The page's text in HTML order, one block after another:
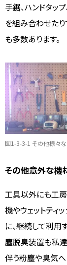
手鋸、ハンドタッ
を組み合わせた
も多数あります。
図1-3-3-1 その他様々
その他意外な機
工具以外にも工
機やウェットテ
に、継続して利
塵脱臭装置も私
伴う粉塵や臭気へ